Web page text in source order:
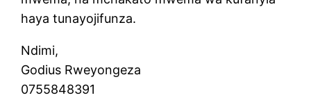
haya tunayojifunza.
Ndimi,
Godius Rweyongeza
0755848391